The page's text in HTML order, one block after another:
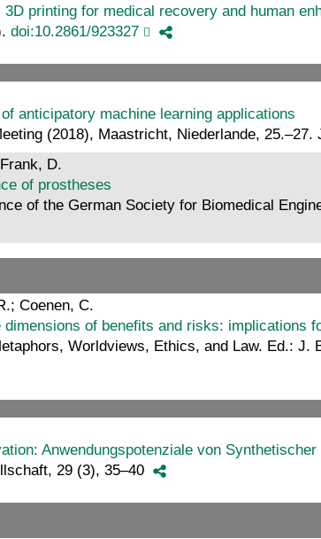
printing for medical recovery and human
doi:10.2861/923327
anticipatory machine learning applications
(2018), Maastricht, Niederlande, 25.–27.
D.
of prostheses
of the German Society for Biomedical
Coenen, C.
dimensions of benefits and risks: implications
Worldviews, Ethics, and Law. Ed.: J.
Anwendungspotenziale von
29 (3), 35–40